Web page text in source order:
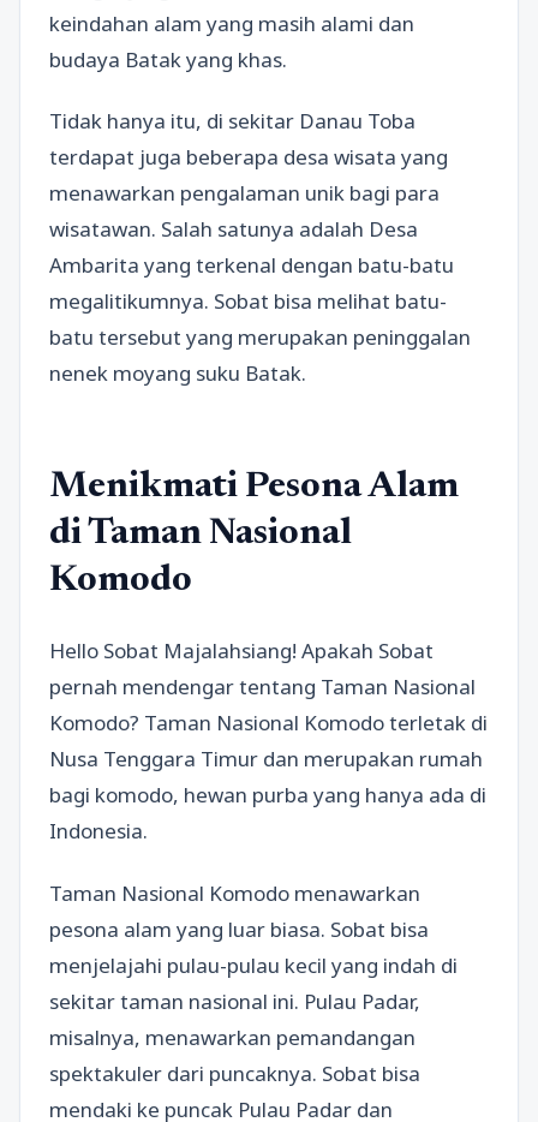
keindahan alam yang masih alami dan
budaya Batak yang khas.
Tidak hanya itu, di sekitar Danau Toba
terdapat juga beberapa desa wisata yang
menawarkan pengalaman unik bagi para
wisatawan. Salah satunya adalah Desa
Ambarita yang terkenal dengan batu-batu
megalitikumnya. Sobat bisa melihat batu-
batu tersebut yang merupakan peninggalan
nenek moyang suku Batak.
Menikmati Pesona Alam
di Taman Nasional
Komodo
Hello Sobat Majalahsiang! Apakah Sobat
pernah mendengar tentang Taman Nasional
Komodo? Taman Nasional Komodo terletak di
Nusa Tenggara Timur dan merupakan rumah
bagi komodo, hewan purba yang hanya ada di
Indonesia.
Taman Nasional Komodo menawarkan
pesona alam yang luar biasa. Sobat bisa
menjelajahi pulau-pulau kecil yang indah di
sekitar taman nasional ini. Pulau Padar,
misalnya, menawarkan pemandangan
spektakuler dari puncaknya. Sobat bisa
mendaki ke puncak Pulau Padar dan